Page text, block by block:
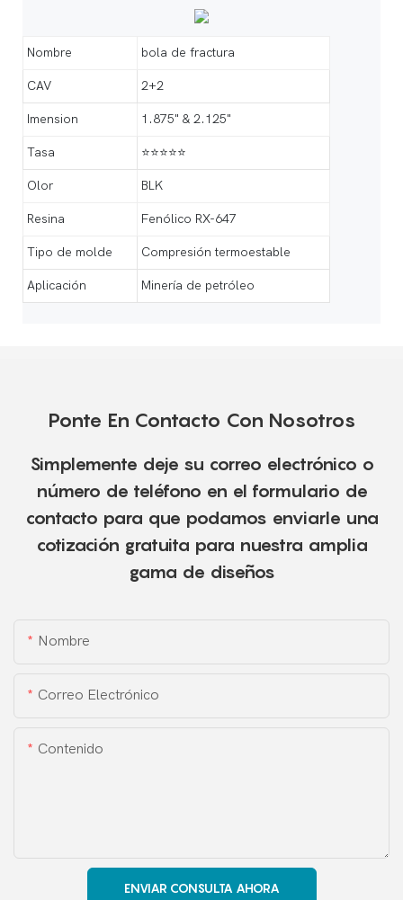
Nombre bola de fractura
CAV 2+2
Imension 1.875" & 2.125"
Tasa ⭐⭐⭐⭐⭐
Olor BLK
Resina Fenólico RX-647
Tipo de molde Compresión termoestable
Aplicación Minería de petróleo
Ponte En Contacto Con Nosotros
Simplemente deje su correo electrónico o
número de teléfono en el formulario de
contacto para que podamos enviarle una
cotización gratuita para nuestra amplia
gama de diseños
Nombre
Correo Electrónico
Contenido
ENVIAR CONSULTA AHORA